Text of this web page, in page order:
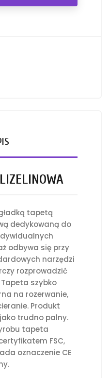
tapetą
dedykowaną do
odbywa się przy
narzędzi
rozprowadzić
szybko
na rozerwanie,
Produkt
trudno palny.
tapeta
FSC,
oznaczenie CE